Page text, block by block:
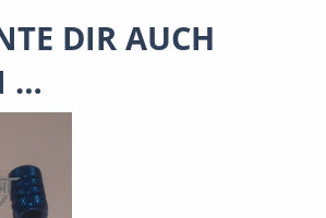
DIR AUCH
…